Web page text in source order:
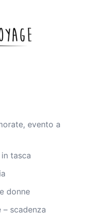
evento a
tasca
donne
scadenza